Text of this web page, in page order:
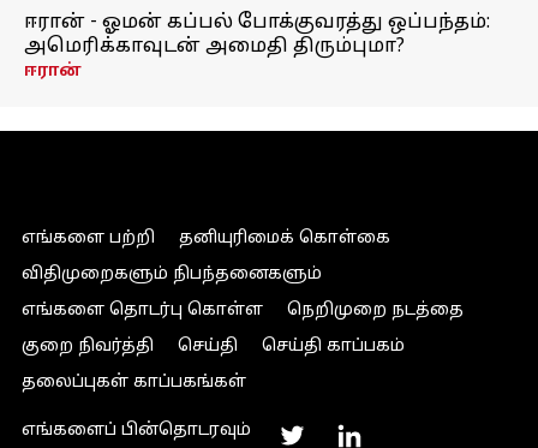
ஈரான் - ஓமன் கப்பல் போக்குவரத்து ஒப்பந்தம்:
அமெரிக்காவுடன் அமைதி திரும்புமா?
ஈரான்
எங்களை பற்றி
தனியுரிமைக் கொள்கை
விதிமுறைகளும் நிபந்தனைகளும்
எங்களை தொடர்பு கொள்ள
நெறிமுறை நடத்தை
குறை நிவர்த்தி
செய்தி
செய்தி காப்பகம்
தலைப்புகள் காப்பகங்கள்
எங்களைப் பின்தொடரவும்